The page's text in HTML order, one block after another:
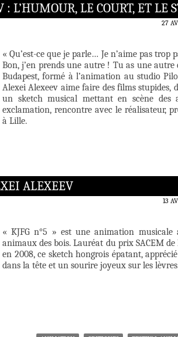
L’HUMOUR, LE COURT, ET LE
27
« Qu’est-ce que je parle… Je n’aime pas trop
Bon, j’en prends une autre ! Tu as une
Budapest, formé à l’animation au studio
Alexei Alexeev aime faire des films stupides,
un sketch musical mettant en scène
exclamation, rencontre avec le réalisateur,
à Lille.
ALEXEEV
13
« KJFG n°5 » est une animation
animaux des bois. Lauréat du prix SACEM
en 2008, ce sketch hongrois épatant,
dans la tête et un sourire joyeux sur les